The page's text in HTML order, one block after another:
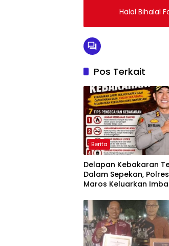
Halal Bihalal
Pos Terkait
Berita
Delapan Kebakaran
Dalam Sepekan, Polres
Maros Keluarkan